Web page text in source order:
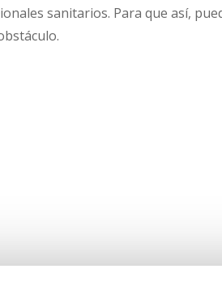
sanitarios. Para que así,